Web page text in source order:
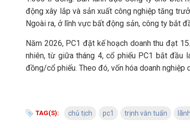
động xây lắp và sản xuất công nghiệp tăng
Ngoài ra, ở lĩnh vực bất động sản, công ty bắt
Năm 2026, PC1 đặt kế hoạch doanh thu đạt
nhiên, từ giữa tháng 4, cổ phiếu PC1 bắt đầu
đồng/cổ phiếu. Theo đó, vốn hóa doanh
TAG(S): chủ tịch pc1 trịnh văn tuấn